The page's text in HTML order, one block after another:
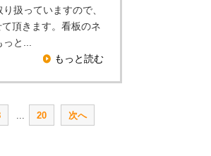
扱っていますので、
頂きます。看板のネ
と...
もっと読む
... 20 次へ